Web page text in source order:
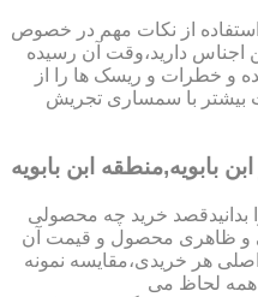
استفاده از نکات مهم در خصوص
اجناس دارید،وقت آن رسیده
و خطرات و ریسک ها را از
بیشتر با سمساری تجریش
بابویه,منطقه ابن بابویه
بدانیدقصد خرید چه محصولی
و ظاهری محصول و قیمت آن
هر خریدی،مقایسه نمونه
همه لحاظ می